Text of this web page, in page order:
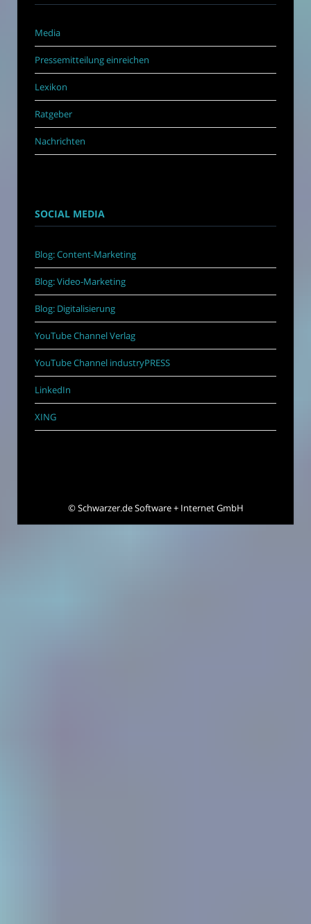
Media
Pressemitteilung einreichen
Lexikon
Ratgeber
Nachrichten
SOCIAL MEDIA
Blog: Content-Marketing
Blog: Video-Marketing
Blog: Digitalisierung
YouTube Channel Verlag
YouTube Channel industryPRESS
LinkedIn
XING
©Schwarzer.de Software + Internet GmbH